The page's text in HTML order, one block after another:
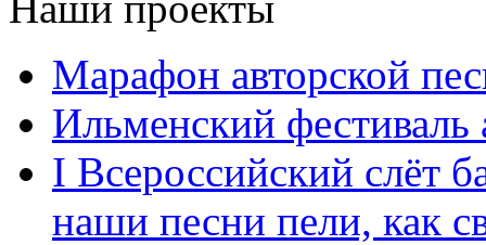
Марафон авторской
Ильменский фестиваль
I Всероссийский слёт
наши песни пели, как